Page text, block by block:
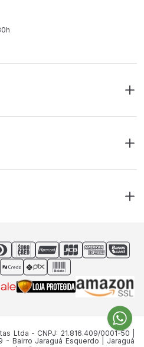
Ltda - CNPJ: 21.816.409/0001-50 |
- Bairro Jaraguá Esquerdo | Jaraguá